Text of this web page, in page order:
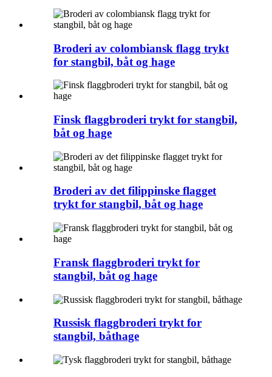
Broderi av colombiansk flagg trykt
for stangbil, båt og hage
Finsk flaggbroderi trykt for stangbil,
båt og hage
Broderi av det filippinske flagget
trykt for stangbil, båt og hage
Fransk flaggbroderi trykt for
stangbil, båt og hage
Russisk flaggbroderi trykt for
stangbil, båthage